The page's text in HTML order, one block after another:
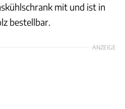
mit und ist in
bestellbar.
ANZEIGE